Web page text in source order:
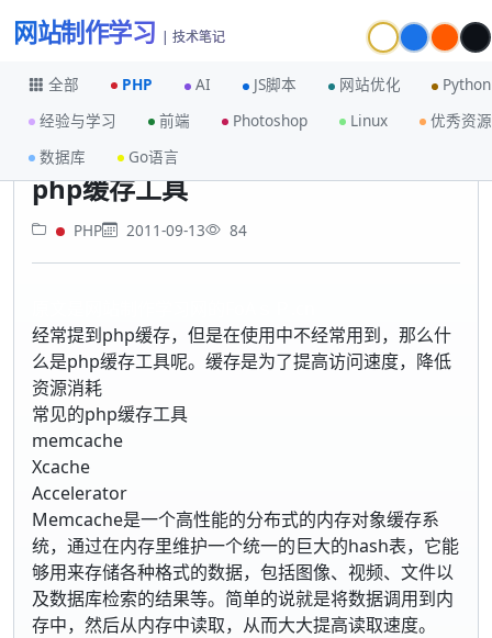
网站制作学习 | 技术笔记
全部 PHP AI JS脚本 网站优化
Python
经验与学习
前端 Photoshop Linux
优秀资源
数据库
Go语言
首页 PHP php缓存工具
php缓存工具
PHP 2011-09-13 84
经常提到php缓存，但是在使用中不经常用到，那么什
么是php缓存工具呢。缓存是为了提高访问速度，降低
资源消耗
常见的php缓存工具
memcache
Xcache
Accelerator
Memcache是一个高性能的分布式的内存对象缓存系
统，通过在内存里维护一个统一的巨大的hash表，它能
够用来存储各种格式的数据，包括图像、视频、文件以
及数据库检索的结果等。简单的说就是将数据调用到内
存中，然后从内存中读取，从而大大提高读取速度。